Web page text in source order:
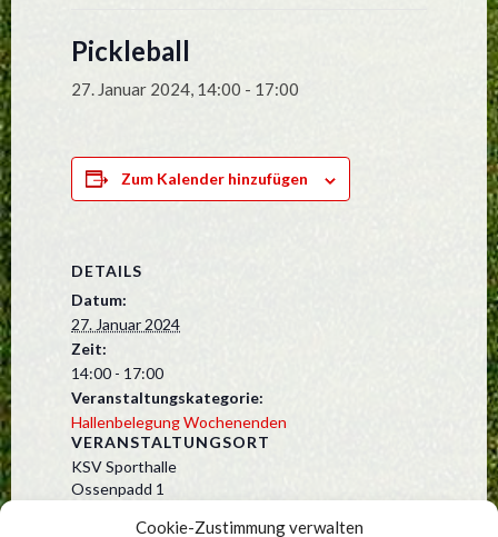
Cookie-Zustimmung verwalten
Pickleball
27. Januar 2024, 14:00 - 17:00
Zum Kalender hinzufügen
DETAILS
Datum:
27. Januar 2024
Zeit:
14:00 - 17:00
Veranstaltungskategorie:
Hallenbelegung Wochenenden
VERANSTALTUNGSORT
KSV Sporthalle
Ossenpadd 1
Kummerfeld
25495 Deutschland